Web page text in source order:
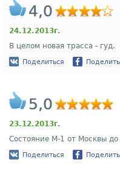
4,0
24.12.2013г.
В целом новая трасса - гуд.
Поделиться
5,0
23.12.2013г.
Состояние М-1 от Москвы
Поделиться